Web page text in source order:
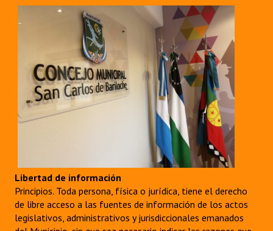
Libertad de información
Principios. Toda persona, física o jurídica, tiene el derecho
de libre acceso a las fuentes de información de los actos
legislativos, administrativos y jurisdiccionales emanados